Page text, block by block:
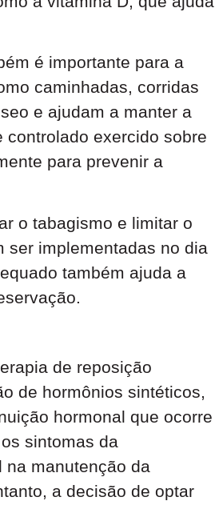
é importante para a
caminhadas, corridas
e ajudam a manter a
exercido sobre
para prevenir a
o tabagismo e limitar o
ser implementadas no dia
também ajuda a
de reposição
de hormônios sintéticos,
hormonal que ocorre
sintomas da
na manutenção da
a decisão de optar